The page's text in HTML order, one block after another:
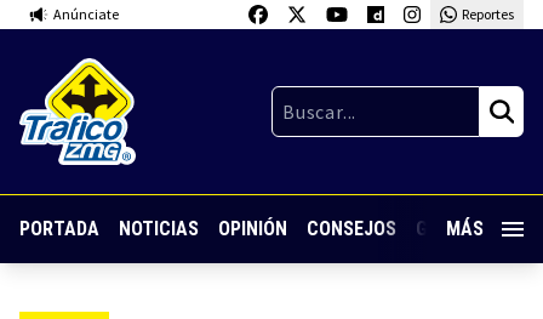
Anúnciate Reportes
PORTADA NOTICIAS OPINIÓN CONSEJOS GUARDIA
MÁS